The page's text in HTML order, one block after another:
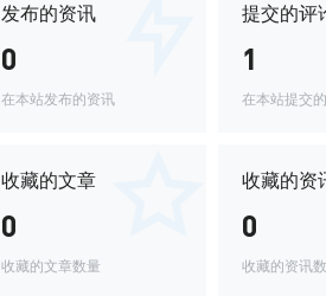
发布的资讯
0
在本站发布的资讯
提交的评
1
在本站提交
收藏的文章
0
收藏的文章数量
收藏的资
0
收藏的资讯